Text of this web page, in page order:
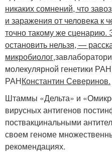
никаких сомнений, что
и заражения от человека к
точно такому же сценарию.
остановить нельзя, —
микробиолог,
молекулярной генетики
РАНКонстантин Северинов.
Штаммы «Дельта» и
вирусных антигенов
поствакцинальными
своем геноме
рекомендациях.